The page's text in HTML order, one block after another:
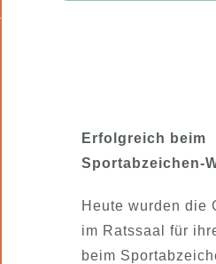
Erfolgreich beim
Sportabzeichen-
Heute wurden die
im Ratssaal für
beim